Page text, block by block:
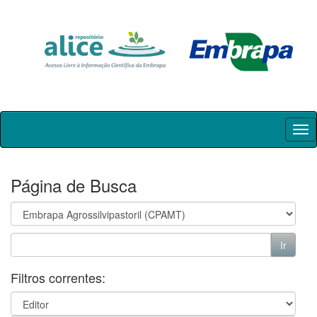
Skip
Página de Busca
Filtros correntes: